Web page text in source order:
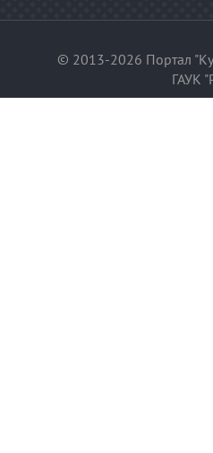
© 2013-2026 Портал
ГАУК